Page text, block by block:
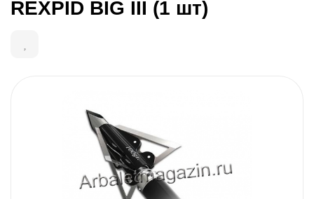
REXPID BIG III (1 шт)